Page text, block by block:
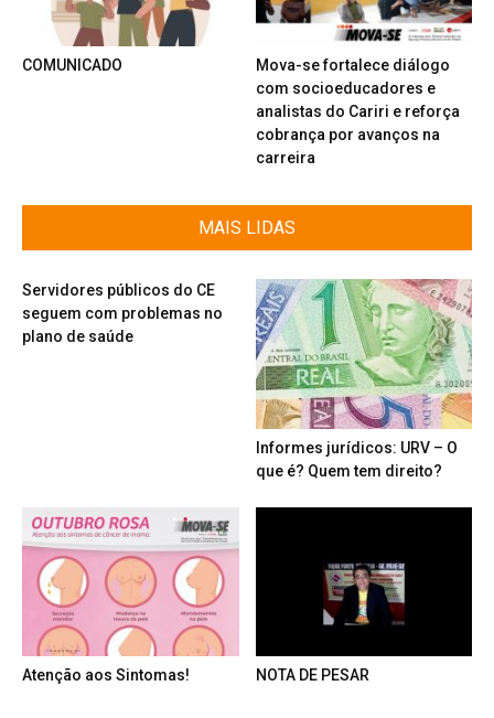
COMUNICADO
Mova-se fortalece diálogo
com socioeducadores e
analistas do Cariri e reforça
cobrança por avanços na
carreira
MAIS LIDAS
Servidores públicos do CE
seguem com problemas no
plano de saúde
Informes jurídicos: URV – O
que é? Quem tem direito?
Atenção aos Sintomas! NOTA DE PESAR